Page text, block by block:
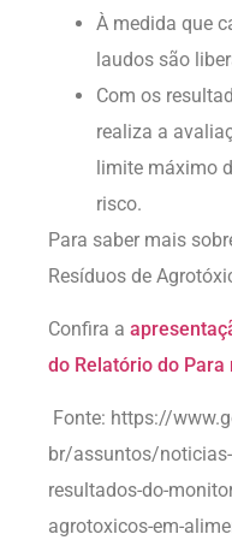
À medida que
laudos são
Com os
realiza a
limite máximo
risco.
Para saber mais
Resíduos de
Confira a
do Relatório do
Fonte: https://
br/assuntos/
resultados-do-
agrotoxicos-em-